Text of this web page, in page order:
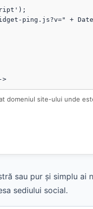
>
domeniul site-ului unde
sau pur și simplu
sediului social.